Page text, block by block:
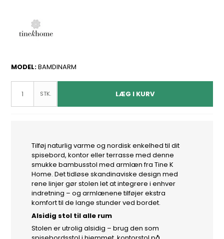
MODEL:BAMDINARM
STK. LÆG I KURV
Tilføj naturlig varme og nordisk enkelhed til dit
spisebord, kontor eller terrasse med denne
smukke bambusstol med armlæn fra Tine K
Home. Det tidløse skandinaviske design med
rene linjer gør stolen let at integrere i enhver
indretning – og armlænene tilføjer ekstra
komfort til de lange stunder ved bordet.
Alsidig stol til alle rum
Stolen er utrolig alsidig – brug den som